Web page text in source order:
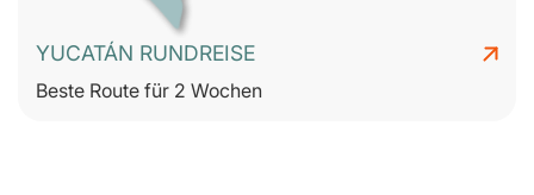
YUCATÁN RUNDREISE
Beste Route für 2 Wochen